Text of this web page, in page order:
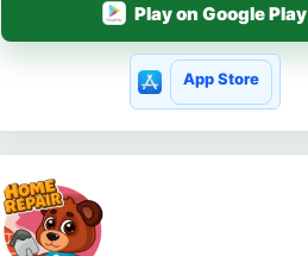
Play on Google Play
App Store